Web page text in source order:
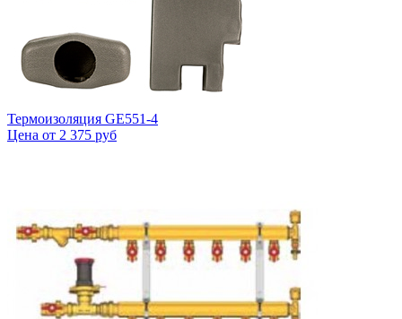
Термоизоляция GE551-4
Цена от 2 375 руб